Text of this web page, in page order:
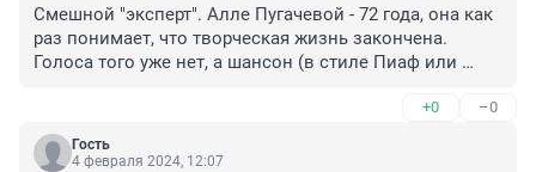
Смешной "эксперт". Алле Пугачевой - 72 года, она как
раз понимает, что творческая жизнь закончена.
Голоса того уже нет, а шансон (в стиле Пиаф или
Сравнивать Киркорова с Мадонной. Это смешно.
Киркоров, при всех его недостатках, понимает и
всегда понимал, что за рубежом можно петь только
+0 –0
Гость
4 февраля 2024, 12:07